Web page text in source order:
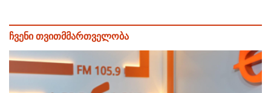
ჩვენი თვითმმართველობა